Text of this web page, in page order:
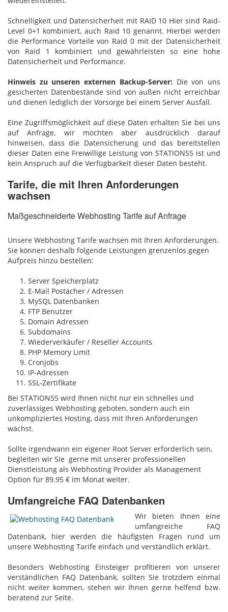
Schnelligkeit und Datensicherheit mit RAID 10 Hier sind Raid-
Level 0+1 kombiniert, auch Raid 10 genannt. Hierbei werden
die Performance Vorteile von Raid 0 mit der Datensicherheit
von Raid 1 kombiniert und gewährleisten so eine hohe
Datensicherheit und Performance.
Hinweis zu unseren externen Backup-Server: Die von uns
gesicherten Datenbestände sind von außen nicht erreichbar
und dienen lediglich der Vorsorge bei einem Server Ausfall.
Eine Zugriffsmöglichkeit auf diese Daten erhalten Sie bei uns
auf Anfrage, wir möchten aber ausdrücklich darauf
hinweisen, dass die Datensicherung und das bereitstellen
dieser Daten eine Freiwillige Leistung von STATION55 ist und
kein Anspruch auf die Verfügbarkeit dieser Daten besteht.
Tarife, die mit Ihren Anforderungen
wachsen
Maßgeschneiderte Webhosting Tarife auf Anfrage
Unsere Webhosting Tarife wachsen mit Ihren Anforderungen.
Sie können deshalb folgende Leistungen grenzenlos gegen
Aufpreis hinzu bestellen:
Server Speicherplatz
E-Mail Postächer / Adressen
MySQL Datenbanken
FTP Benutzer
Domain Adressen
Subdomains
Wiederverkäufer / Reseller Accounts
PHP Memory Limit
Cronjobs
IP-Adressen
SSL-Zertifikate
Bei STATION55 wird Ihnen nicht nur ein schnelles und
zuverlässiges Webhosting geboten, sondern auch ein
unkompliziertes Hosting, dass mit Ihren Anforderungen
wächst.
Sollte irgendwann ein eigener Root Server erforderlich sein,
begleiten wir Sie gerne mit unserer professionellen
Dienstleistung als Webhosting Provider als Management
Option für 89.95 € im Monat weiter.
Umfangreiche FAQ Datenbanken
Wir bieten Ihnen eine
umfangreiche FAQ
Datenbank, hier werden die häufigsten Fragen rund um
unsere Webhosting Tarife einfach und verständlich erklärt.
Besonders Webhosting Einsteiger profitieren von unserer
verständlichen FAQ Datenbank, sollten Sie trotzdem einmal
nicht weiter kommen, stehen wir Ihnen gerne helfend bzw.
beratend zur Seite.